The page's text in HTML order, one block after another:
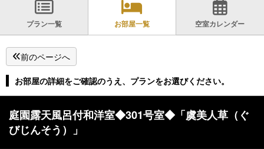
プラン一覧 お部屋一覧 空室カレンダー
前のページへ
お部屋の詳細をご確認のうえ、プランをお選びください。
庭園露天風呂付和洋室◆301号室◆「虞美人草（ぐ
びじんそう）」